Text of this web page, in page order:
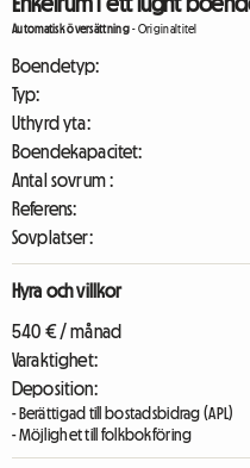
Automatisk översättning-Originaltitel
Boendetyp:
Typ:
Uthyrd yta:
Boendekapacitet:
Antal sovrum :
Referens:
Sovplatser:
Hyra och villkor
540 € / månad
Varaktighet:
Deposition:
- Berättigad till bostadsbidrag (APL)
- Möjlighet till folkbokföring